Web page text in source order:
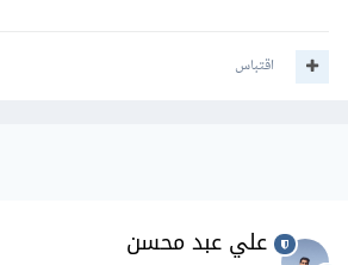
اقتباس
علي عبد محسن